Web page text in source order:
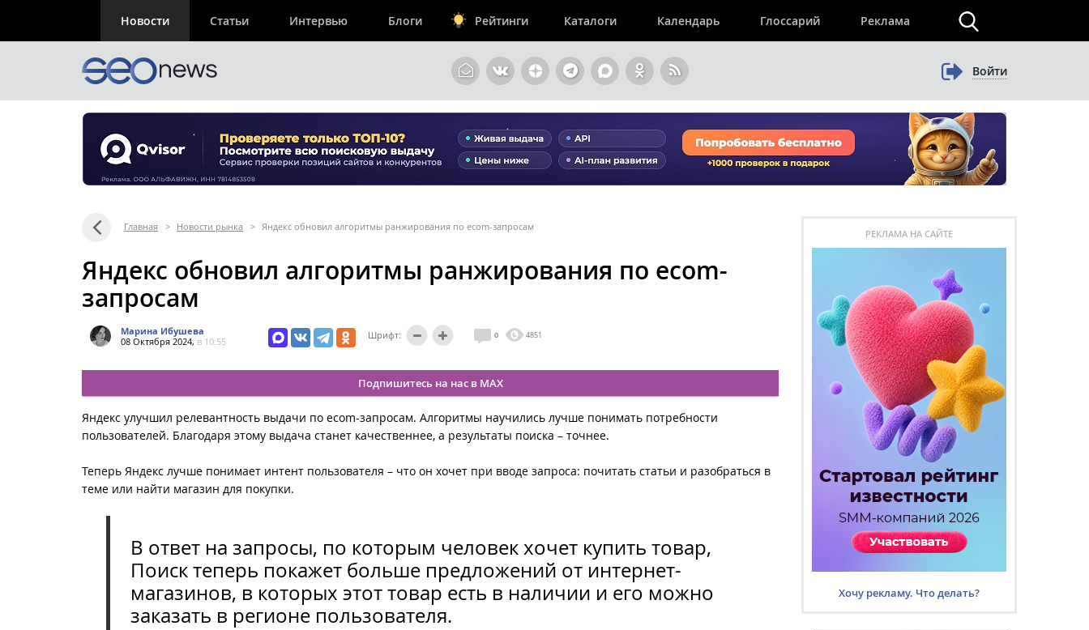
Новости Статьи Интервью Блоги Рейтинги Каталоги Календарь Глоссарий Реклама
Войти
Главная > Новости рынка > Яндекс обновил алгоритмы ранжирования по ecom-запросам
Яндекс обновил алгоритмы ранжирования по ecom-
запросам
Марина Ибушева
08 Октября 2024, в 10:55
Шрифт: 0 4851
Подпишитесь на нас в MAX
Яндекс улучшил релевантность выдачи по ecom-запросам. Алгоритмы научились лучше понимать потребности
пользователей. Благодаря этому выдача станет качественнее, а результаты поиска – точнее.
Теперь Яндекс лучше понимает интент пользователя – что он хочет при вводе запроса: почитать статьи и разобраться в
теме или найти магазин для покупки.
В ответ на запросы, по которым человек хочет купить товар,
Поиск теперь покажет больше предложений от интернет-
магазинов, в которых этот товар есть в наличии и его можно
заказать в регионе пользователя.
РЕКЛАМА НА САЙТЕ
Хочу рекламу. Что делать?